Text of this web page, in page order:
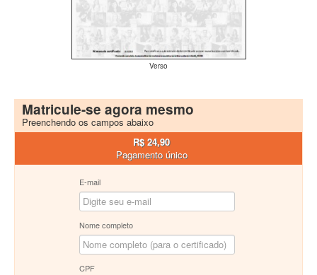
Verso
Matricule-se agora mesmo
Preenchendo os campos abaixo
R$ 24,90
Pagamento único
E-mail
Nome completo
CPF